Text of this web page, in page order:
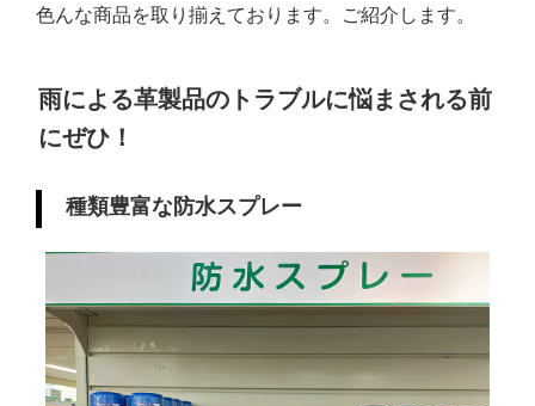
色んな商品を取り揃えております。ご紹介します。
雨による革製品のトラブルに悩まされる前
にぜひ！
種類豊富な防水スプレー